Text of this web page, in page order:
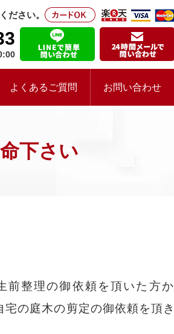
ださい。
よくあるご質問 お問い合わせ
下さい
前整理の御依頼を頂いた方か
宅の庭木の剪定の御依頼を頂き